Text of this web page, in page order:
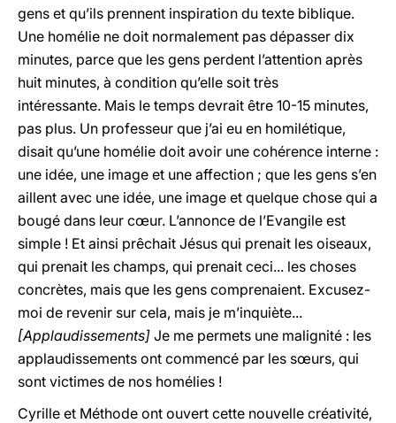
gens et qu’ils prennent inspiration du texte biblique.
Une homélie ne doit normalement pas dépasser dix
minutes, parce que les gens perdent l’attention après
huit minutes, à condition qu’elle soit très
intéressante. Mais le temps devrait être 10-15 minutes,
pas plus. Un professeur que j’ai eu en homilétique,
disait qu’une homélie doit avoir une cohérence interne :
une idée, une image et une affection ; que les gens s’en
aillent avec une idée, une image et quelque chose qui a
bougé dans leur cœur. L’annonce de l’Evangile est
simple ! Et ainsi prêchait Jésus qui prenait les oiseaux,
qui prenait les champs, qui prenait ceci... les choses
concrètes, mais que les gens comprenaient. Excusez-
moi de revenir sur cela, mais je m’inquiète...
[Applaudissements] Je me permets une malignité : les
applaudissements ont commencé par les sœurs, qui
sont victimes de nos homélies !
Cyrille et Méthode ont ouvert cette nouvelle créativité,